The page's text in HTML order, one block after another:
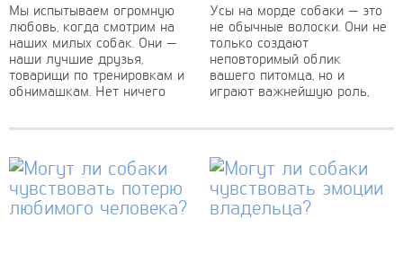
Мы испытываем огромную
любовь, когда смотрим на
наших милых собак. Они —
наши лучшие друзья,
товарищи по тренировкам и
обнимашкам. Нет ничего
Усы на морде собаки — это
не обычные волоски. Они не
только создают
неповторимый облик
вашего питомца, но и
играют важнейшую роль,